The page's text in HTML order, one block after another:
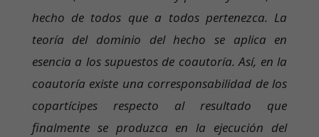
hecho de todos que a todos pertenezca. La
teoría del dominio del hecho se aplica en
esencia a los supuestos de coautoría. Así, en la
coautoría existe una corresponsabilidad de los
copartícipes respecto al resultado que
finalmente se produzca en la ejecución del